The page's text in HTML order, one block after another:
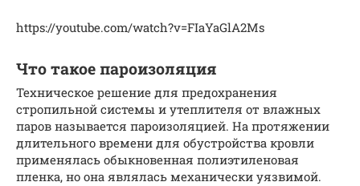
https://youtube.com/watch?v=FIaYaGlA2Ms
Что такое пароизоляция
Техническое решение для предохранения
стропильной системы и утеплителя от влажных
паров называется пароизоляцией. На протяжении
длительного времени для обустройства кровли
применялась обыкновенная полиэтиленовая
пленка, но она являлась механически уязвимой.